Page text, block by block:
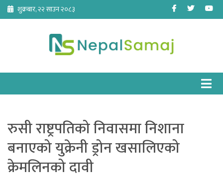
Skip
content
शुक्रबार, २२ साउन २०८३ Facebook
Twitter
रुसी राष्ट्रपतिको निवासमा निशाना
बनाएको युक्रेनी ड्रोन खसालिएको
क्रेमलिनको दावी